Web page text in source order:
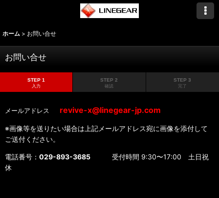
ホーム > お問い合せ
お問い合せ
STEP 1
入力
STEP 2
確認
STEP 3
完了
メールアドレス revive-x@linegear-jp.com
※画像等を送りたい場合は上記メールアドレス宛に画像を添付して
ご送付ください。
電話番号： 029-893-3685 受付時間 9:30〜17:00 土日祝
休